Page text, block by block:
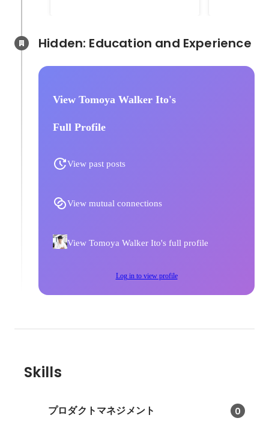
View Tomoya Walker Ito's
Full Profile
View past posts
View mutual connections
View Tomoya Walker Ito's full profile
Log in to view profile
Skills
プロダクトマネジメント 0